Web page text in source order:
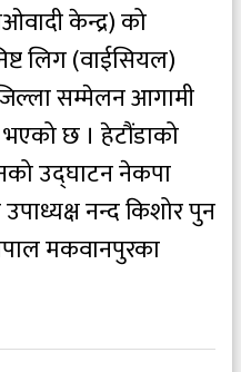
केन्द्र) को
लिग (वाईसियल)
सम्मेलन आगामी
छ । हेटौंडाको
उद्घाटन नेकपा
नन्द किशोर पुन
मकवानपुरका